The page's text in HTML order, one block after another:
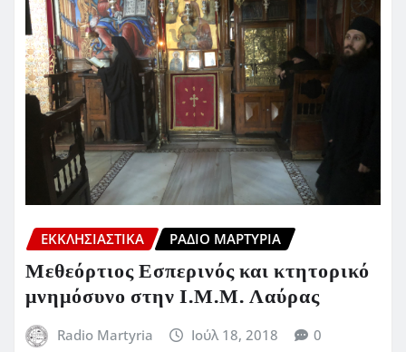
ΕΚΚΛΗΣΙΑΣΤΙΚΆ ΡΆΔΙΟ ΜΑΡΤΥΡΊΑ
Μεθεόρτιος Εσπερινός και κτητορικό
μνημόσυνο στην Ι.Μ.Μ. Λαύρας
Radio Martyria Ιούλ 18, 2018 0